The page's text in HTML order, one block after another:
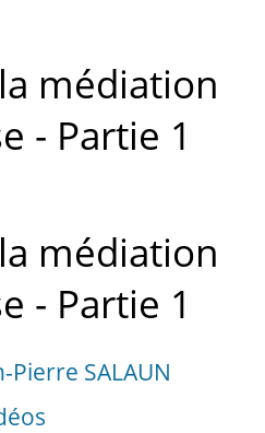
médiation
- Partie 1
médiation
- Partie 1
Pierre SALAUN